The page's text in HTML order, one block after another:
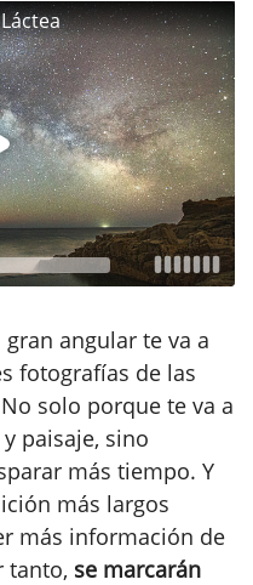
angular te va a
fotografías de las
solo porque te va a
paisaje, sino
más tiempo. Y
más largos
más información de
tanto, se marcarán